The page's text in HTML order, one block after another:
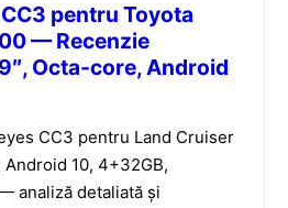
pentru Toyota
— Recenzie
Octa-core, Android
CC3 pentru Land Cruiser
Android 10, 4+32GB,
analiză detaliată și